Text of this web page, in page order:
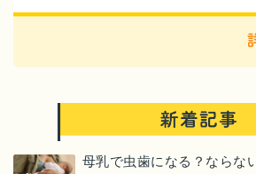
母乳で虫歯になる？ならな